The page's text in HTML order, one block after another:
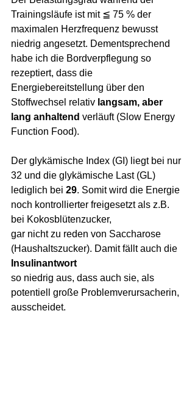
Trainingsläufe ist mit ≦ 75 % der
maximalen Herzfrequenz bewusst
niedrig angesetzt. Dementsprechend
habe ich die Bordverpflegung so
rezeptiert, dass die
Energiebereitstellung über den
Stoffwechsel relativ langsam, aber
lang anhaltend verläuft (Slow Energy
Function Food).
Der glykämische Index (GI) liegt bei nur
32 und die glykämische Last (GL)
lediglich bei 29. Somit wird die Energie
noch kontrollierter freigesetzt als z.B.
bei Kokosblütenzucker,
gar nicht zu reden von Saccharose
(Haushaltszucker). Damit fällt auch die
Insulinantwort
so niedrig aus, dass auch sie, als
potentiell große Problemverursacherin,
ausscheidet.